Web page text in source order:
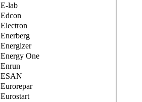
E-lab
Edcon
Electron
Enerberg
Energizer
Energy One
Enrun
ESAN
Eurorepar
Eurostart